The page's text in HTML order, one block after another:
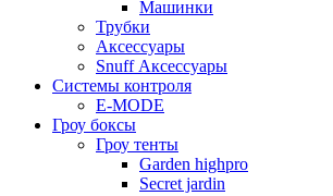
Машинки
Трубки
Аксессуары
Snuff Аксессуары
Системы контроля
E-MODE
Гроу боксы
Гроу тенты
Garden highpro
Secret jardin